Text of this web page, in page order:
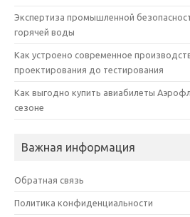
Экспертиза промышленной
горячей воды
Как устроено современное
проектирования до тестирования
Как выгодно купить авиабилеты
сезоне
Важная информация
Обратная связь
Политика конфиденциальности